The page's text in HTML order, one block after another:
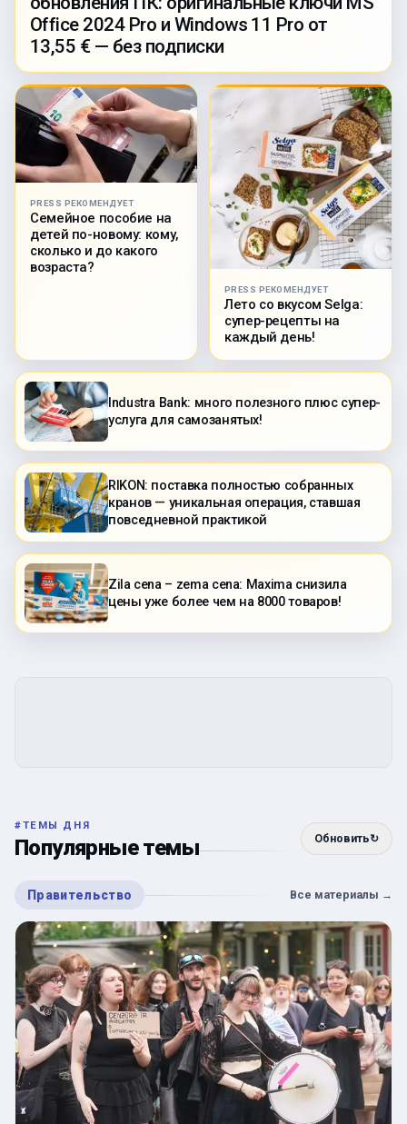
Office 2024 Pro и Windows 11 Pro от
13,55 € — без подписки
PRESS РЕКОМЕНДУЕТ
Семейное пособие на
детей по-новому: кому,
сколько и до какого
возраста?
PRESS РЕКОМЕНДУЕТ
Лето со вкусом Selga:
супер-рецепты на
каждый день!
Industra Bank: много полезного плюс супер-
услуга для самозанятых!
RIKON: поставка полностью собранных
кранов — уникальная операция, ставшая
повседневной практикой
Zila cena – zema cena: Maxima снизила
цены уже более чем на 8000 товаров!
#ТЕМЫ ДНЯ
Популярные темы Обновить↻
Правительство Все материалы →